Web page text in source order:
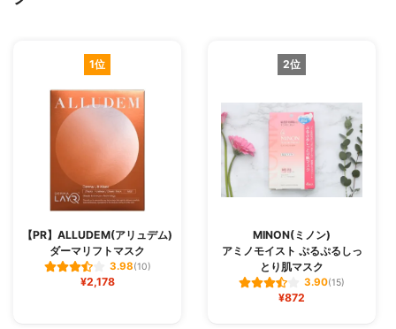
1位
【PR】ALLUDEM(アリュデム)
ダーマリフトマスク
3.98(10)
¥2,178
2位
MINON(ミノン)
アミノモイスト ぷるぷるしっ
とり肌マスク
3.90(15)
¥872